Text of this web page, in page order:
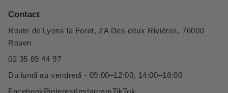
Contact
Route de Lyons la Foret, ZA Des deux Rivières, 76000
Rouen
02 35 89 44 97
Du lundi au vendredi - 09:00–12:00, 14:00–18:00